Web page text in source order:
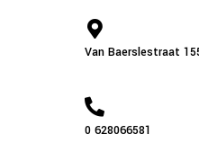
Van Baerslestraat
0 628066581